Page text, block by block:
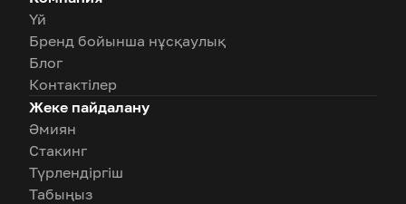
Үй
Бренд бойынша нұсқаулық
Блог
Контактілер
Жеке пайдалану
Әмиян
Стакинг
Түрлендіргіш
Табыңыз